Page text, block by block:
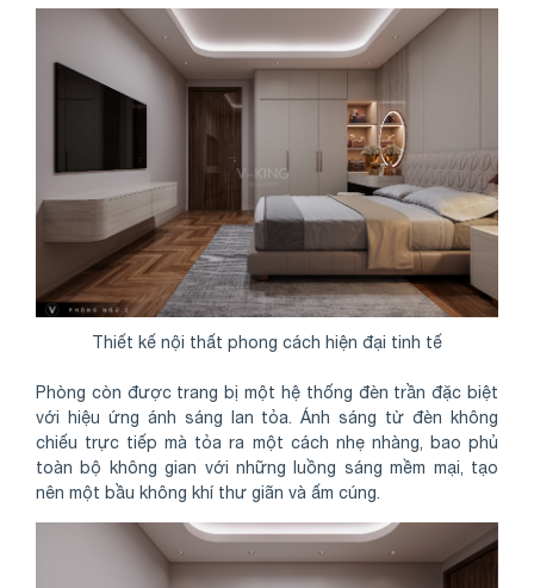
Thiết kế nội thất phong cách hiện đại tinh tế
Phòng còn được trang bị một hệ thống đèn trần đặc biệt
với hiệu ứng ánh sáng lan tỏa. Ánh sáng từ đèn không
chiếu trực tiếp mà tỏa ra một cách nhẹ nhàng, bao phủ
toàn bộ không gian với những luồng sáng mềm mại, tạo
nên một bầu không khí thư giãn và ấm cúng.